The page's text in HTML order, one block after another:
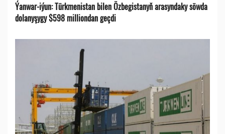
Ýanwar-iýun: Türkmenistan bilen Özbegistanyň arasyndaky söwda
dolanyşygy $598 milliondan geçdi